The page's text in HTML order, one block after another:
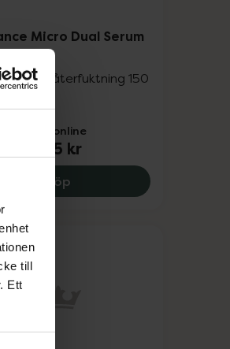
till
Ett
Real Deep Mask, 89 kr.
Micro Dual Serum
för djup återfuktning 150
Pris online
225 kr
KöpBiodance Micro Dual